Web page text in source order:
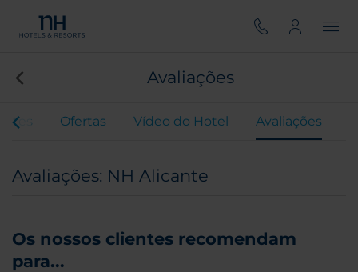
Avaliações
Ofertas Vídeo do Hotel Avaliações
Avaliações: NH Alicante
Os nossos clientes recomendam
para...